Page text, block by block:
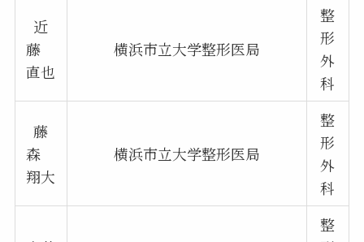
近
藤
直也
横浜市立大学整形医局
整
形
外
科
藤
森
翔大
横浜市立大学整形医局
整
形
外
科
整